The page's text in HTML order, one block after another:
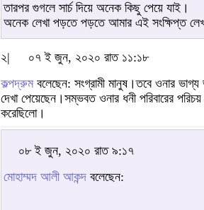
তারপর গুগলে সার্চ দিয়ে অনেক কিছু পেয়ে যাই।
অনেক লেখা পড়তে পড়তে আমার এই সংক্ষিপ্ত
২|
০৭ ই জুন, ২০২০ রাত ১১:১৮
কল্পদ্রুমবলেছেন: সংগ্রামী মানুষ।তবে ওনার
দেখা পেয়েছেন।সম্ভবত ওনার ধনী পরিবারের পরিচয়
করেছিলো।
০৮ ই জুন, ২০২০ রাত ৯:১৭
মোহাম্মদ আলী আকন্দ বলেছেন: